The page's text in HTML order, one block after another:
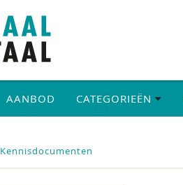
AANBOD CATEGORIEËN
Kennisdocumenten